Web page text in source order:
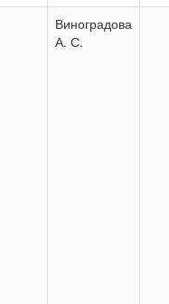
Виноградова
А. С.